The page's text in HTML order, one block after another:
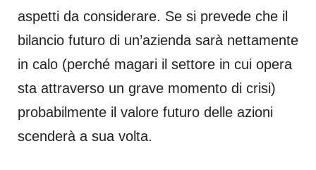
aspetti da considerare. Se si prevede che il
bilancio futuro di un’azienda sarà nettamente
in calo (perché magari il settore in cui opera
sta attraverso un grave momento di crisi)
probabilmente il valore futuro delle azioni
scenderà a sua volta.